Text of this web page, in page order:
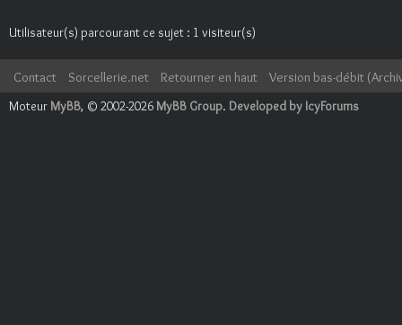
Utilisateur(s) parcourant ce sujet : 1 visiteur(s)
Contact Sorcellerie.net Retourner en haut
Version bas-débit
Moteur MyBB, © 2002-2026 MyBB Group. Developed by IcyForums